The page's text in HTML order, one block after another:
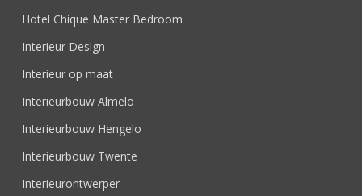
Hotel Chique Master Bedroom
Interieur Design
Interieur op maat
Interieurbouw Almelo
Interieurbouw Hengelo
Interieurbouw Twente
Interieurontwerper